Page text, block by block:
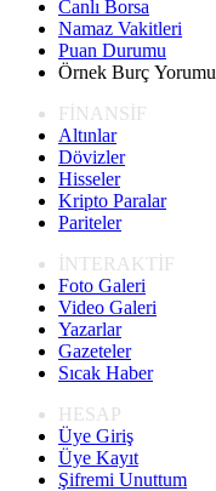
Canlı Borsa
Namaz Vakitleri
Puan Durumu
Örnek Burç Yorumu
FİNANSİF
Altınlar
Dövizler
Hisseler
Kripto Paralar
Pariteler
İNTERAKTİF
Foto Galeri
Video Galeri
Yazarlar
Gazeteler
Sıcak Haber
HESAP
Üye Giriş
Üye Kayıt
Şifremi Unuttum